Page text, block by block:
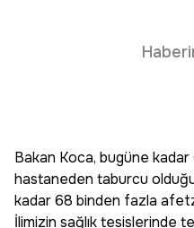
Bakan Koca, bugüne
hastaneden taburcu
kadar 68 binden fazla
İlimizin sağlık tesislerinde